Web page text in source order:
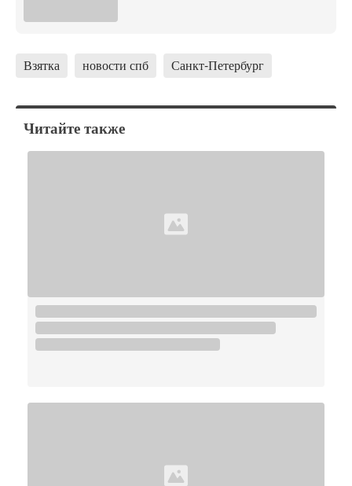
Взятка новости спб Санкт-Петербург
Читайте также